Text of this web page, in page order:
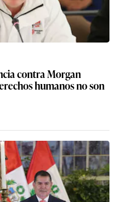
contra Morgan
humanos no son